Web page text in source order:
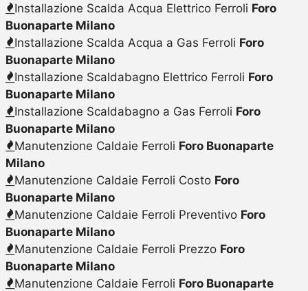
Installazione Scalda Acqua Elettrico Ferroli Foro
Buonaparte Milano
Installazione Scalda Acqua a Gas Ferroli Foro
Buonaparte Milano
Installazione Scaldabagno Elettrico Ferroli Foro
Buonaparte Milano
Installazione Scaldabagno a Gas Ferroli Foro
Buonaparte Milano
Manutenzione Caldaie Ferroli Foro Buonaparte
Milano
Manutenzione Caldaie Ferroli Costo Foro
Buonaparte Milano
Manutenzione Caldaie Ferroli Preventivo Foro
Buonaparte Milano
Manutenzione Caldaie Ferroli Prezzo Foro
Buonaparte Milano
Manutenzione Caldaie Ferroli Foro Buonaparte